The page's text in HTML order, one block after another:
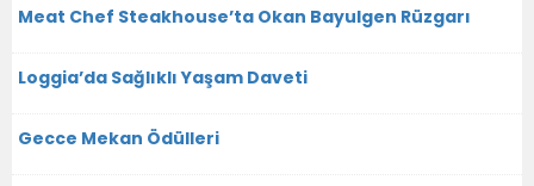
Meat Chef Steakhouse’ta Okan Bayulgen Rüzgarı
Loggia’da Sağlıklı Yaşam Daveti
Gecce Mekan Ödülleri